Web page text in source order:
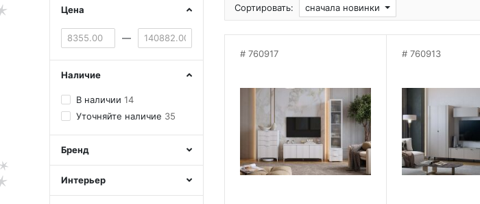
Цена
—
Наличие
В наличии 14
Уточняйте наличие 35
Бренд
Интерьер
Сортировать: сначала новинки
760917 760913